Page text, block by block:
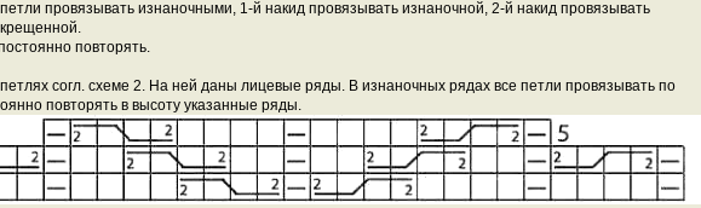
провязывать изнаночными, 1-й накид провязывать изнаночной, 2-й накид провязывать
повторять.
согл. схеме 2. На ней даны лицевые ряды. В изнаночных рядах все петли провязывать по
повторять в высоту указанные ряды.